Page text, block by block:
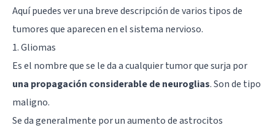
Aquí puedes ver una breve descripción de varios tipos de
tumores que aparecen en el sistema nervioso.
1. Gliomas
Es el nombre que se le da a cualquier tumor que surja por
una propagación considerable de neuroglias. Son de tipo
maligno.
Se da generalmente por un aumento deastrocitos